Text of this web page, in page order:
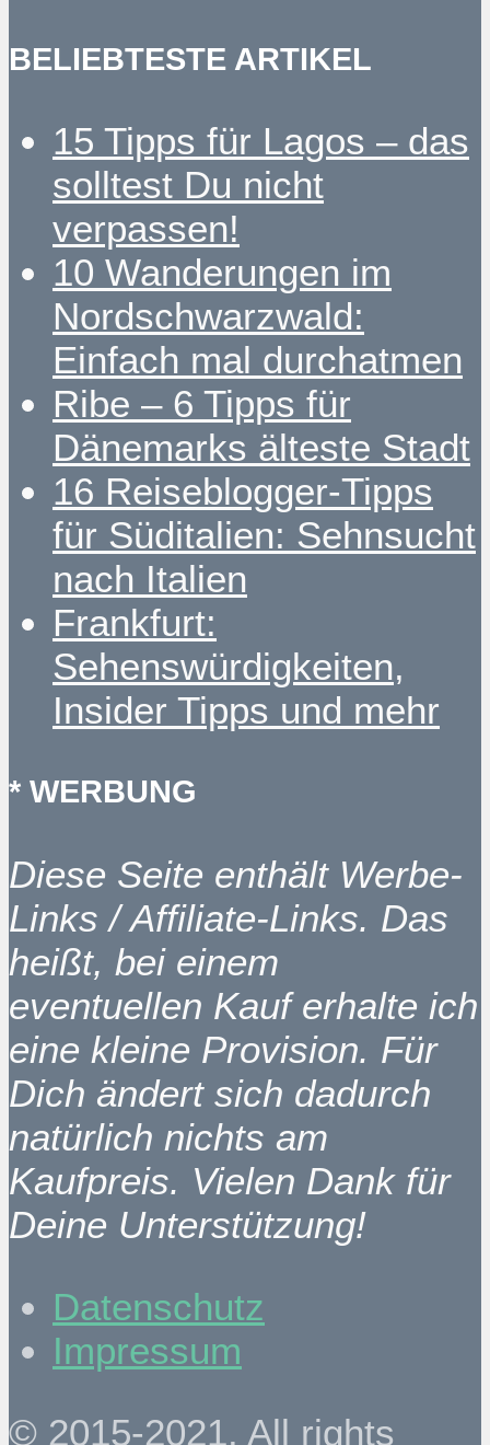
BELIEBTESTE ARTIKEL
15 Tipps für Lagos – das
solltest Du nicht
verpassen!
10 Wanderungen im
Nordschwarzwald:
Einfach mal durchatmen
Ribe – 6 Tipps für
Dänemarks älteste Stadt
16 Reiseblogger-Tipps
für Süditalien: Sehnsucht
nach Italien
Frankfurt:
Sehenswürdigkeiten,
Insider Tipps und mehr
* WERBUNG
Diese Seite enthält Werbe-
Links / Affiliate-Links. Das
heißt, bei einem
eventuellen Kauf erhalte ich
eine kleine Provision. Für
Dich ändert sich dadurch
natürlich nichts am
Kaufpreis. Vielen Dank für
Deine Unterstützung!
Datenschutz
Impressum
© 2015-2021. All rights